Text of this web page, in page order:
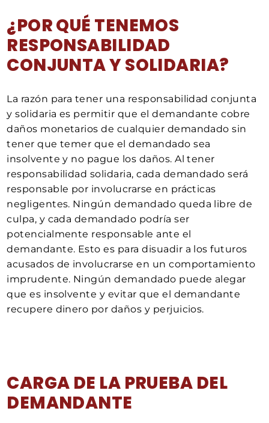
¿POR QUÉ TENEMOS
RESPONSABILIDAD
CONJUNTA Y SOLIDARIA?
La razón para tener una responsabilidad conjunta
y solidaria es permitir que el demandante cobre
daños monetarios de cualquier demandado sin
tener que temer que el demandado sea
insolvente y no pague los daños. Al tener
responsabilidad solidaria, cada demandado será
responsable por involucrarse en prácticas
negligentes. Ningún demandado queda libre de
culpa, y cada demandado podría ser
potencialmente responsable ante el
demandante. Esto es para disuadir a los futuros
acusados de involucrarse en un comportamiento
imprudente. Ningún demandado puede alegar
que es insolvente y evitar que el demandante
recupere dinero por daños y perjuicios.
CARGA DE LA PRUEBA DEL
DEMANDANTE